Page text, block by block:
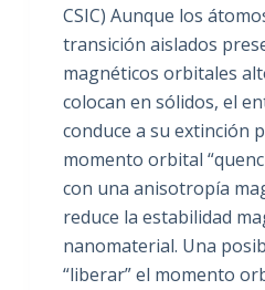
CSIC) Aunque los
transición aislados
magnéticos orbitales
colocan en sólidos, el
conduce a su extinción
momento orbital
con una anisotropía
reduce la estabilidad
nanomaterial. Una
“liberar” el momento